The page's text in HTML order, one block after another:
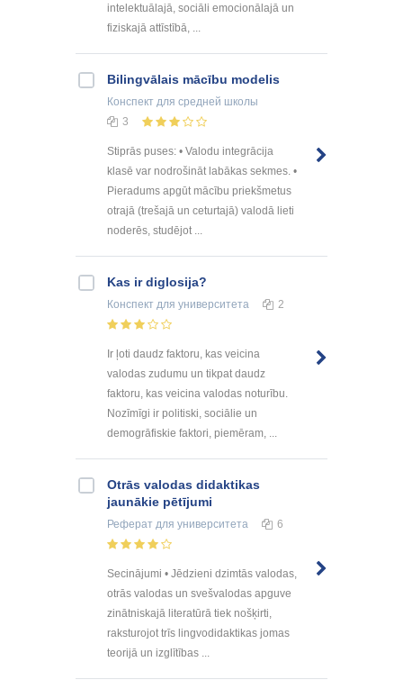
intelektuālajā, sociāli emocionālajā un
fiziskajā attīstībā, ...
Bilingvālais mācību modelis
Конспект для средней школы
3
Stiprās puses: • Valodu integrācija
klasē var nodrošināt labākas sekmes. •
Pieradums apgūt mācību priekšmetus
otrajā (trešajā un ceturtajā) valodā lieti
noderēs, studējot ...
Kas ir diglosija?
Конспект для университета 2
Ir ļoti daudz faktoru, kas veicina
valodas zudumu un tikpat daudz
faktoru, kas veicina valodas noturību.
Nozīmīgi ir politiski, sociālie un
demogrāfiskie faktori, piemēram, ...
Otrās valodas didaktikas
jaunākie pētījumi
Реферат для университета 6
Secinājumi • Jēdzieni dzimtās valodas,
otrās valodas un svešvalodas apguve
zinātniskajā literatūrā tiek nošķirti,
raksturojot trīs lingvodidaktikas jomas
teorijā un izglītības ...